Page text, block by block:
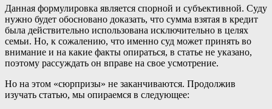
Данная формулировка является спорной и субъективной. Суду
нужно будет обосновано доказать, что сумма взятая в кредит
была действительно использована исключительно в целях
семьи. Но, к сожалению, что именно суд может принять во
внимание и на какие факты опираться, в статье не указано,
поэтому рассуждать он вправе на свое усмотрение.
Но на этом «сюрпризы» не заканчиваются. Продолжив
изучать статью, мы опираемся в следующее: